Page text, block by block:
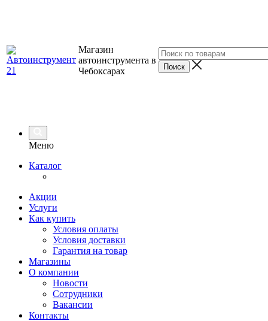
Магазин
автоинструмента в
Чебоксарах
Меню
Каталог
Акции
Услуги
Как купить
Условия оплаты
Условия доставки
Гарантия на товар
Магазины
О компании
Новости
Сотрудники
Вакансии
Контакты